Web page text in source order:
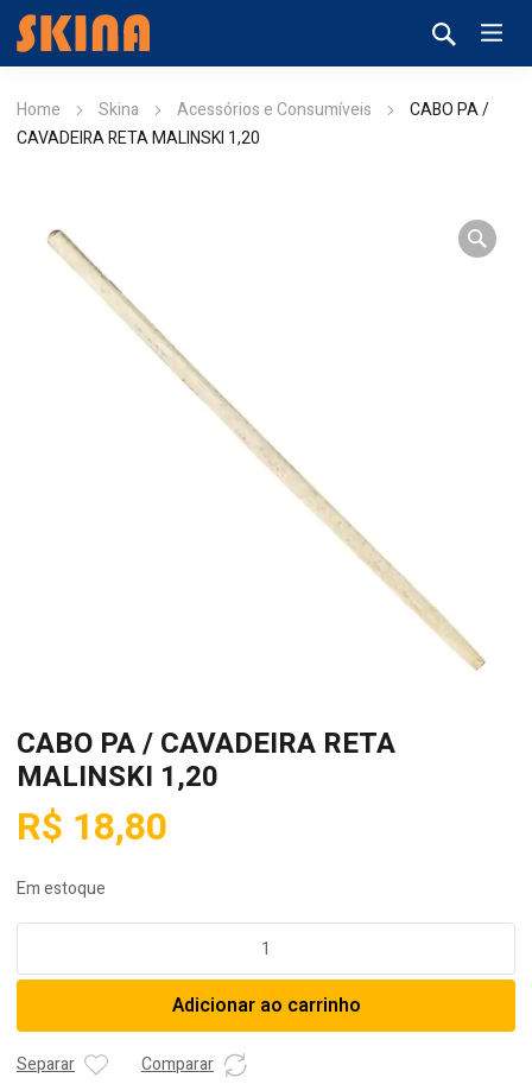
Home Skina Acessórios e Consumíveis
CABO PA /
CAVADEIRA RETA MALINSKI 1,20
CABO PA / CAVADEIRA RETA
MALINSKI 1,20
R$ 18,80
Em estoque
/
RETA
MALINSKI
Adicionar ao carrinho
Separar Comparar